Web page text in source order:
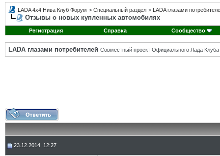
LADA 4x4 Нива Клуб Форум > Специальный раздел > LADA глазами
Отзывы о новых купленных автомобилях
Регистрация Справка Сообщество
LADA глазами потребителей Совместный проект Официального Лада
23.12.2014, 12:27